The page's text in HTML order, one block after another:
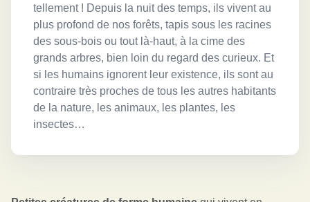
tellement ! Depuis la nuit des temps, ils vivent au
plus profond de nos forêts, tapis sous les racines
des sous-bois ou tout là-haut, à la cime des
grands arbres, bien loin du regard des curieux. Et
si les humains ignorent leur existence, ils sont au
contraire très proches de tous les autres habitants
de la nature, les animaux, les plantes, les
insectes…